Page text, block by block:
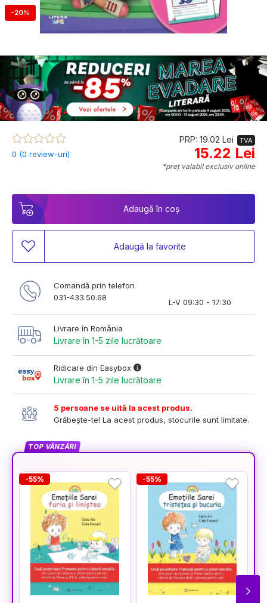
-20%
0 (0 review-uri)
PRP: 19.02 Lei TVA
15.22 Lei
*preț valabil exclusiv online
Adaugă în coș
Adaugă la favorite
Comandă prin telefon
031-433.50.68
L-V 09:30 - 17:30
Livrare în România
Livrare în 1-5 zile lucrătoare
Ridicare din Easybox
Livrare în 1-5 zile lucrătoare
5 persoane se uită la acest produs.
Grăbește-te! La acest produs, stocurile sunt limitate.
TOP VÂNZĂRI
-55% -55%